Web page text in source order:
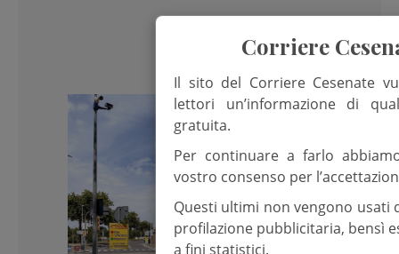
Corriere
Il sito del Corriere Cesenate
lettori un’informazione di
gratuita.
Per continuare a farlo
vostro consenso per
Questi ultimi non vengono usati
profilazione pubblicitaria, bensì
a fini statistici.